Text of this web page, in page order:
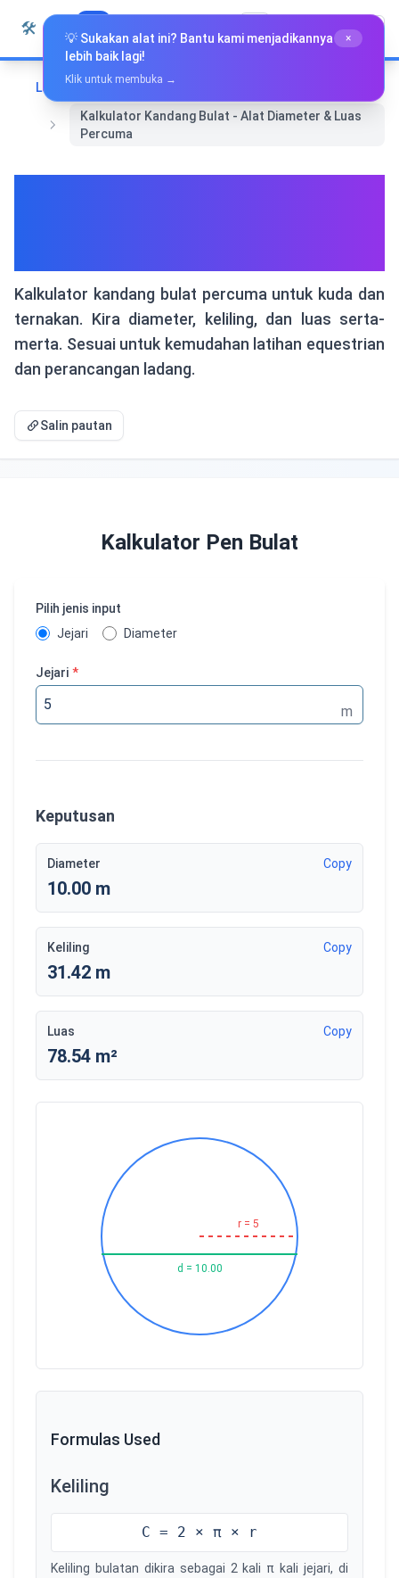
Langkau ke kandungan
🛠️ Whiz Tools Bahasa Melayu
Laman Utama
Alat Lain
Kalkulator Kandang Bulat - Alat Diameter & Luas
Percuma
Kalkulator kandang bulat percuma untuk kuda dan
ternakan. Kira diameter, keliling, dan luas serta-
merta. Sesuai untuk kemudahan latihan equestrian
dan perancangan ladang.
Salin pautan
Kalkulator Pen Bulat
Pilih jenis input
Jejari
Diameter
Jejari *
m
Keputusan
Diameter Copy
10.00 m
Keliling Copy
31.42 m
Luas Copy
78.54 m²
r = 5
d = 10.00
Formulas Used
Keliling
C = 2 × π × r
Keliling bulatan dikira sebagai 2 kali π kali jejari, di
💡 Sukakan alat ini? Bantu kami menjadikannya
lebih baik lagi!
×
Klik untuk membuka →